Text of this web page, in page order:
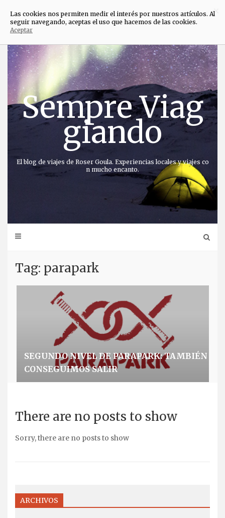
Saltar
contenido
Sempre Viag
giando
El blog de viajes de Roser Goula. Experiencias locales y viajes co
n mucho encanto.
Tag: parapark
SEGUNDO NIVEL DE PARAPARK: TAMBIÉN
CONSEGUIMOS SALIR
There are no posts to show
Sorry, there are no posts to show
ARCHIVOS
×
Las cookies nos permiten medir el interés por nuestros artículos. Al
seguir navegando, aceptas el uso que hacemos de las cookies.
Aceptar